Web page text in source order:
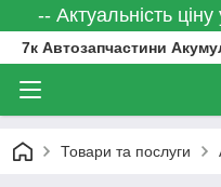
-- Актуальність
7к Автозапчастини
Товари та послуги